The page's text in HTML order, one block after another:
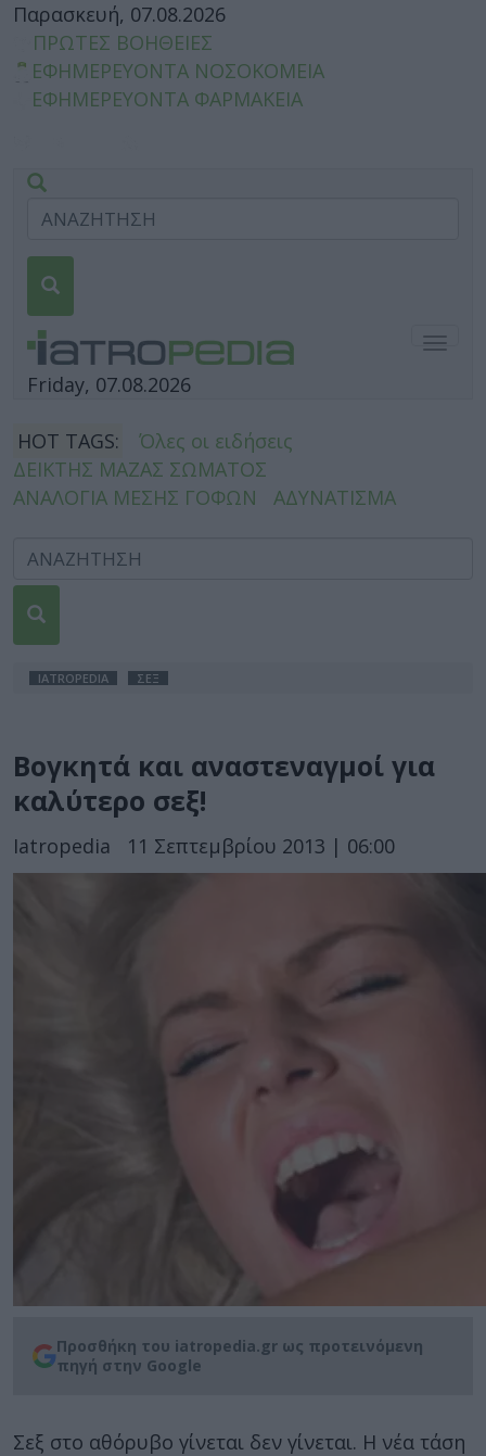
Παρασκευή, 07.08.2026
ΠΡΩΤΕΣ ΒΟΗΘΕΙΕΣ
ΕΦΗΜΕΡΕΥΟΝΤΑ ΝΟΣΟΚΟΜΕΙΑ
ΕΦΗΜΕΡΕΥΟΝΤΑ ΦΑΡΜΑΚΕΙΑ
Friday, 07.08.2026
HOT TAGS:
Όλες οι ειδήσεις
ΔΕΙΚΤΗΣ ΜΑΖΑΣ ΣΩΜΑΤΟΣ
ΑΝΑΛΟΓΙΑ ΜΕΣΗΣ ΓΟΦΩΝ
ΑΔΥΝΑΤΙΣΜΑ
IATROPEDIA ΣΕΞ
Βογκητά και αναστεναγμοί για
καλύτερο σεξ!
Iatropedia 11 Σεπτεμβρίου 2013 | 06:00
Προσθήκη του iatropedia.gr ως προτεινόμενη
πηγή στην Google
Σεξ στο αθόρυβο γίνεται δεν γίνεται. Η νέα τάση